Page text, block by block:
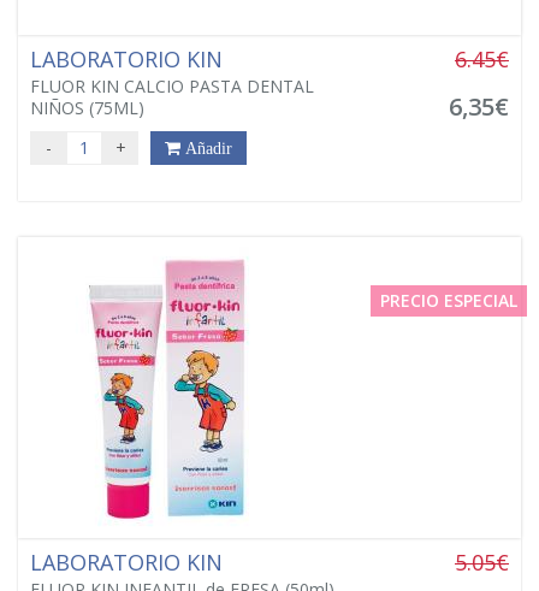
LABORATORIO KIN
FLUOR KIN CALCIO PASTA DENTAL
NIÑOS (75ML)
6.45€
6,35€
- + Añadir
PRECIO ESPECIAL
LABORATORIO KIN 5.05€